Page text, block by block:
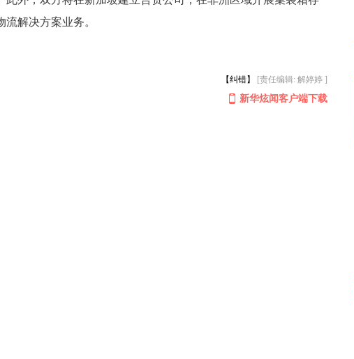
解决方案业务。
【纠错】 [责任编辑: 解婷婷 ]
新华炫闻客户端下载